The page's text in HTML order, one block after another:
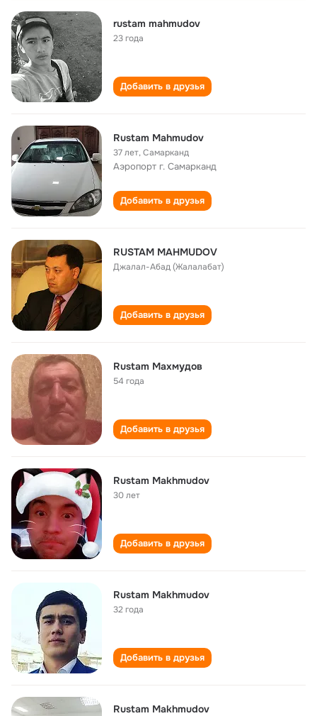
rustam mahmudov
23 года
Добавить в друзья
Rustam Mahmudov
37 лет,Самарканд
Аэропорт г. Самарканд
Добавить в друзья
RUSTAM MAHMUDOV
Джалал-Абад (Жалалабат)
Добавить в друзья
Rustam Махмудов
54 года
Добавить в друзья
Rustam Makhmudov
30 лет
Добавить в друзья
Rustam Makhmudov
32 года
Добавить в друзья
Rustam Makhmudov